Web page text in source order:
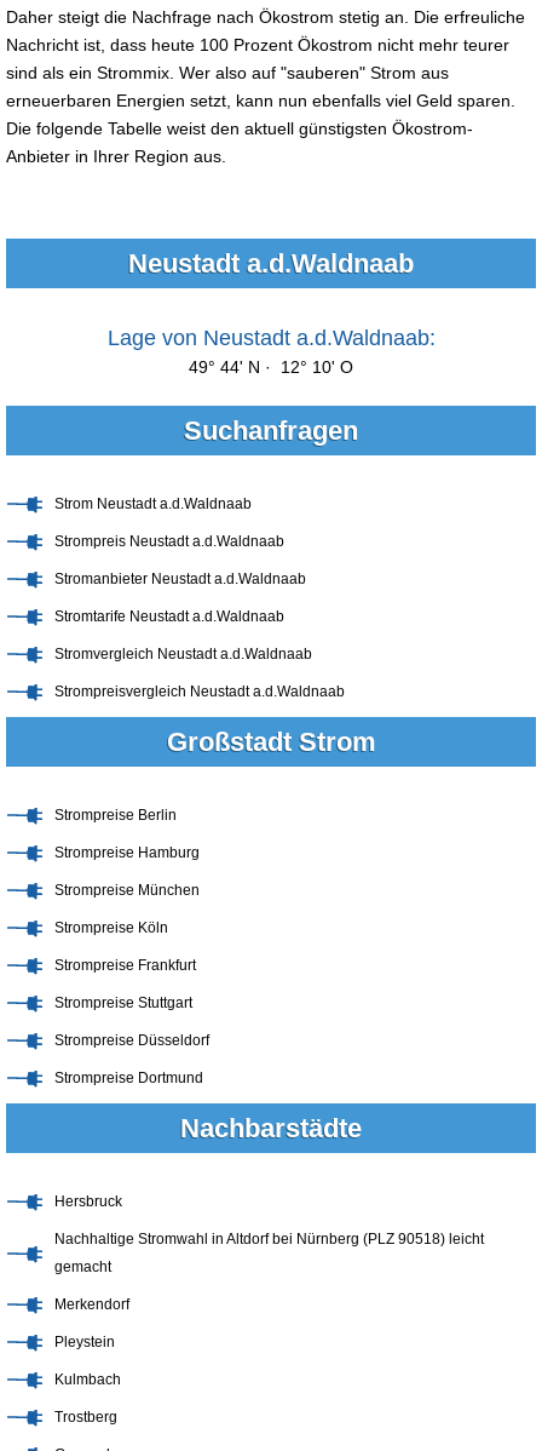
Daher steigt die Nachfrage nach Ökostrom stetig an. Die erfreuliche
Nachricht ist, dass heute 100 Prozent Ökostrom nicht mehr teurer
sind als ein Strommix. Wer also auf "sauberen" Strom aus
erneuerbaren Energien setzt, kann nun ebenfalls viel Geld sparen.
Die folgende Tabelle weist den aktuell günstigsten Ökostrom-
Anbieter in Ihrer Region aus.
Neustadt a.d.Waldnaab
Lage von Neustadt a.d.Waldnaab:
49° 44' N · 12° 10' O
Suchanfragen
Strom Neustadt a.d.Waldnaab
Strompreis Neustadt a.d.Waldnaab
Stromanbieter Neustadt a.d.Waldnaab
Stromtarife Neustadt a.d.Waldnaab
Stromvergleich Neustadt a.d.Waldnaab
Strompreisvergleich Neustadt a.d.Waldnaab
Großstadt Strom
Strompreise Berlin
Strompreise Hamburg
Strompreise München
Strompreise Köln
Strompreise Frankfurt
Strompreise Stuttgart
Strompreise Düsseldorf
Strompreise Dortmund
Nachbarstädte
Hersbruck
Nachhaltige Stromwahl in Altdorf bei Nürnberg (PLZ 90518) leicht
gemacht
Merkendorf
Pleystein
Kulmbach
Trostberg